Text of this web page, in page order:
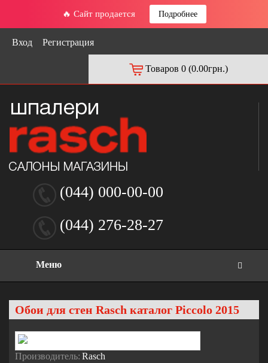
🔥 Сайт продается Подробнее
Вход Регистрация
Товаров 0 (0.00грн.)
(044) 000-00-00
(044) 276-28-27
Меню
Обои для стен Rasch каталог Piccolo 2015
Производитель: Rasch